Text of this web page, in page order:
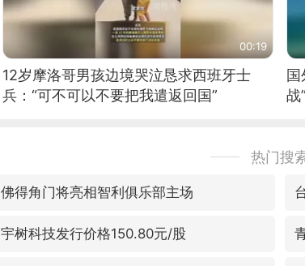
00:19
12岁摩洛哥男孩边境哭泣恳求西班牙士
兵：“可不可以不要把我遣返回国”
战
热门搜
佛得角门将亮相智利俱乐部主场
宇树科技发行价格150.80元/股